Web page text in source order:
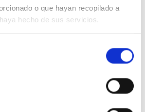
o que hayan recopilado a
hecho de sus servicios.
Los cambios en los
y en las relaciones les enfrentan a
y psicológicos que requieren
Por eso, las consultas
de manera confidencial y sin temor a